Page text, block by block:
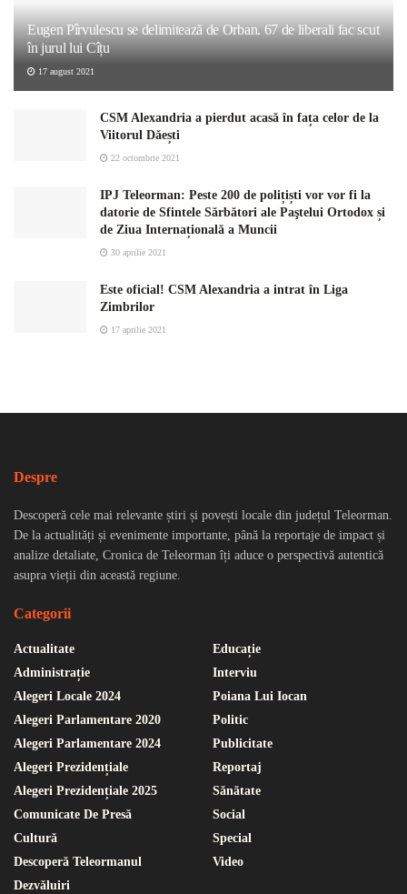
Eugen Pîrvulescu se delimitează de Orban. 67 de liberali fac scut
în jurul lui Cîțu
17 august 2021
CSM Alexandria a pierdut acasă în fața celor de la
Viitorul Dăești
22 octombrie 2021
IPJ Teleorman: Peste 200 de polițiști vor vor fi la
datorie de Sfintele Sărbători ale Paştelui Ortodox și
de Ziua Internațională a Muncii
30 aprilie 2021
Este oficial! CSM Alexandria a intrat în Liga
Zimbrilor
17 aprilie 2021
Despre
Descoperă cele mai relevante știri și povești locale din județul Teleorman.
De la actualități și evenimente importante, până la reportaje de impact și
analize detaliate, Cronica de Teleorman îți aduce o perspectivă autentică
asupra vieții din această regiune.
Categorii
Actualitate
Administrație
Alegeri Locale 2024
Alegeri Parlamentare 2020
Alegeri Parlamentare 2024
Alegeri Prezidențiale
Alegeri Prezidențiale 2025
Comunicate De Presă
Cultură
Descoperă Teleormanul
Dezvăluiri
Educație
Interviu
Poiana Lui Iocan
Politic
Publicitate
Reportaj
Sănătate
Social
Special
Video